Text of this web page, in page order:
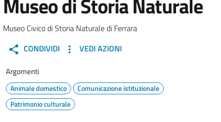
Museo di Storia Naturale
Museo Civico di Storia Naturale di Ferrara
CONDIVIDI
VEDI AZIONI
Argomenti
Animale domestico
Comunicazione istituzionale
Patrimonio culturale